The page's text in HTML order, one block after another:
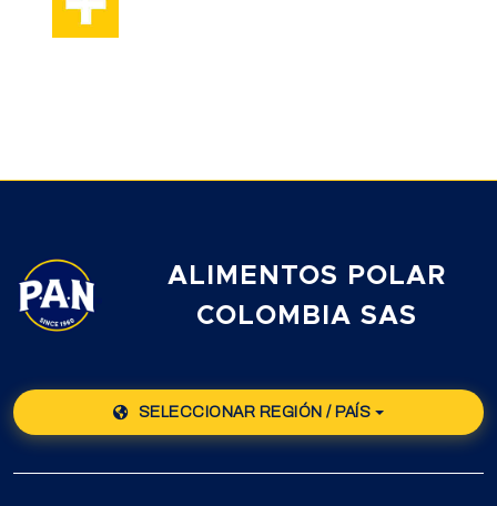
ALIMENTOS POLAR
COLOMBIA SAS
SELECCIONAR REGIÓN / PAÍS